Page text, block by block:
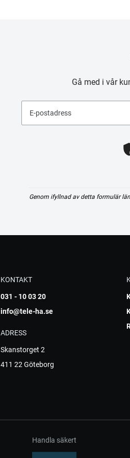
Gå med i vår
E-postadress
Genom ifyllnad av detta formulär
KONTAKT
031 - 10 03 20
info@tele-ha.se
ADRESS
Skanstorget 2
411 22 Göteborg
Handla säkert